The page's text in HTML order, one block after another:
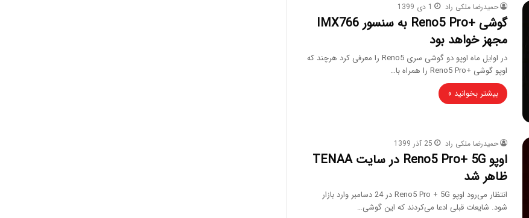
حمیدرضا ملکی راد 1 دی 1399
گوشی +Reno5 Pro به سنسور IMX766
مجهز خواهد بود
در اوایل ماه اوپو دو گوشی سری Reno5 را معرفی کرد هرچند که
اوپو گوشی +Reno5 Pro را همراه با…
بیشتر بخوانید »
حمیدرضا ملکی راد 25 آذر 1399
اوپو Reno5 Pro+ 5G در سایت TENAA
ظاهر شد
انتظار می‌رود اوپو Reno5 Pro + 5G در 24 دسامبر وارد بازار
شود. شایعات قبلی ادعا می‌کردند که این گوشی…